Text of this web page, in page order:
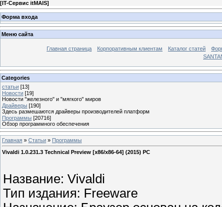
[IT-Сервис itMAIS]
Форма входа
Меню сайта
Главная страница Корпоративным клиентам Каталог статей
Categories
статьи [13]
Новости [19]
Новости "железного" и "мягкого" миров
Драйверы [190]
Здесь размешаются драйверы производителей платформ
Программы [20716]
Обзор программного обеспечения
Главная » Статьи » Программы
Vivaldi 1.0.231.3 Technical Preview [x86/x86-64] (2015) PC
Название: Vivaldi
Тип издания: Freeware